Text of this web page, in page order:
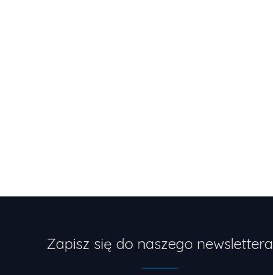
Zapisz się do naszego newslettera